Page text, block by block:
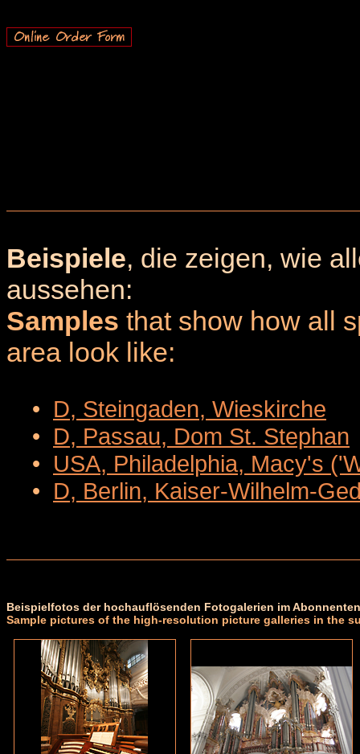
Beispiele, die zeigen, wie
aussehen:
Samples that show how all
area look like:
• D, Steingaden, Wieskirche
• D, Passau, Dom St. Stephan
• USA, Philadelphia, Macy's
• D, Berlin, Kaiser-Wilhelm-
Beispielfotos der hochauflösenden Fotogalerien im
Sample pictures of the high-resolution picture galleries in the